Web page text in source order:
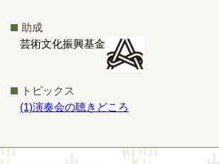
助成
芸術文化振興基金
トピックス
(1)演奏会の聴きどころ